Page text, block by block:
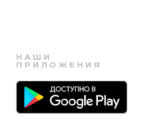
НАШИ
ПРИЛОЖЕНИЯ